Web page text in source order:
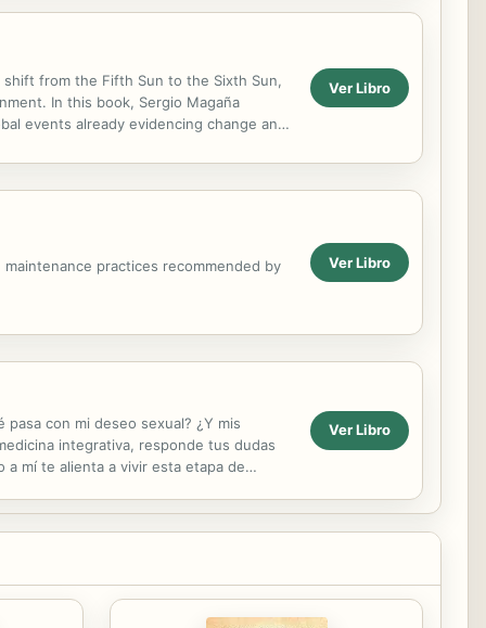
from the Fifth Sun to the Sixth Sun,
In this book, Sergio Magaña
events already evidencing change and
Ver Libro
practices recommended by Ver Libro
pasa con mi deseo sexual? ¿Y mis
integrativa, responde tus dudas
a mí te alienta a vivir esta etapa de
Ver Libro